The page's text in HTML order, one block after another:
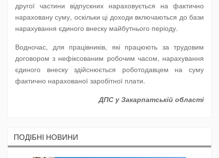
другої частини відпускних нараховується на фактично
нараховану суму, оскільки ці доходи включаються до бази
нарахування єдиного внеску майбутнього періоду.
Водночас, для працівників, які працюють за трудовим
договором з нефіксованим робочим часом, нарахування
єдиного внеску здійснюється роботодавцем на суму
фактично нарахованої заробітної плати.
ДПС у Закарпатській області
ПОДIБНI НОВИНИ